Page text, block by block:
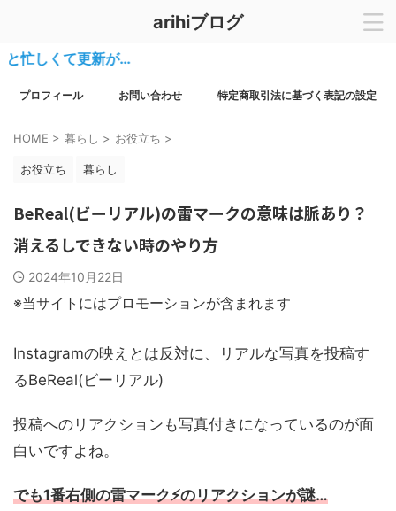
arihiブログ
しくて更新が…
プロフィール お問い合わせ 特定商取引法に基づく表記の設定
HOME > 暮らし > お役立ち >
お役立ち 暮らし
BeReal(ビーリアル)の雷マークの意味は脈あり？
消えるしできない時のやり方
2024年10月22日
※当サイトにはプロモーションが含まれます
Instagramの映えとは反対に、リアルな写真を投稿す
るBeReal(ビーリアル)
投稿へのリアクションも写真付きになっているのが面
白いですよね。
でも1番右側の雷マーク⚡️のリアクションが謎…